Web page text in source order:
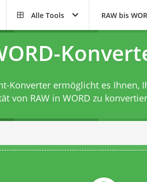
Alle Tools RAW bis
Konverter ermöglicht es Ihnen,
von RAW in WORD zu